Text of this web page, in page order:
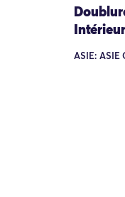
ASIE: ASIE